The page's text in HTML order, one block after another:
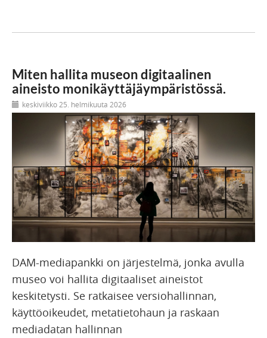
Miten hallita museon digitaalinen
aineisto monikäyttäjäympäristössä.
keskiviikko 25. helmikuuta 2026
DAM-mediapankki on järjestelmä, jonka avulla
museo voi hallita digitaaliset aineistot
keskitetysti. Se ratkaisee versiohallinnan,
käyttöoikeudet, metatietohaun ja raskaan
mediadatan hallinnan